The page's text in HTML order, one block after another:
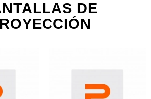
DE